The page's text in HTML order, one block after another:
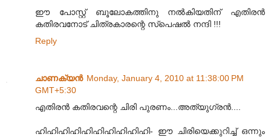
ഈ പോസ്റ്റ് ബൂലോകത്തിനു നല്‍കിയതിന് എതിരന്‍
കതിരവനോട് ചിത്രകാരന്റെ സ്പെഷല്‍ നന്ദി !!!
Reply
ചാണക്യന്‍ Monday, January 4, 2010 at 11:38:00 PM
GMT+5:30
എതിരൻ കതിരവന്റെ ചിരി പുരണം...അത്യുഗ്രൻ....
ഹിഹിഹിഹിഹിഹിഹിഹിഹിഹി- ഈ ചിരിയെക്കുറിച്ച് ഒന്നും